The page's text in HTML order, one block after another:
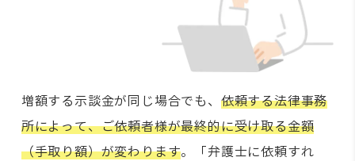
増額する示談金が同じ場合でも、 依頼する法律事務
所によって、ご依頼者様が最終的に受け取る金額
（手取り額）が変わります。「弁護士に依頼すれ